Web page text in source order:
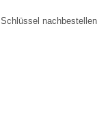
Schlüssel nachbestellen